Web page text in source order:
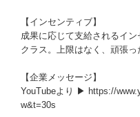
【インセンティブ】
成果に応じて支給されるイ
クラス。上限はなく、頑張っ
【企業メッセージ】
YouTubeより ▶ https://
w&t=30s